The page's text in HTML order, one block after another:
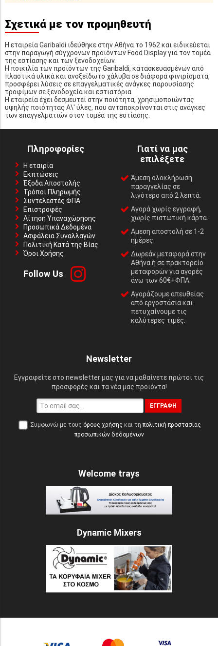
Σχετικά με τον προμηθευτή
Η εταιρεία Garibaldi ιδεύθηκε στην Αθήνα το 1962 και ειδικεύεται
στην παραγωγή σύγχρονων προϊόντων Food Display για τον τομέα
της εστίασης και των ξενοδοχείων.
Η ποικιλία των προϊόντων της Garibaldi, κατασκευασμένων από
πλαστικά υλικά και ανοξείδωτο χάλυβα σε διάφορα φινιρίσματα,
προσφέρει λύσεις σε επαγγελματικές ανάγκες παρουσίασης
τροφίμων σε ξενοδοχεία και εστιατόρια.
Η εταιρεία έχει δεσμευτεί στην ποιότητα, χρησιμοποιώντας
υψηλής ποιότητας Α\' ύλες, που ανταποκρίνονται στις ανάγκες
των επαγγελματιών στον τομέα της εστίασης.
Πληροφορίες
Η εταιρία
Εκπτώσεις
Έξοδα Αποστολής
Τρόποι Πληρωμής
Συντελεστές ΦΠΑ
Επιστροφές
Αίτηση Υπαναχώρησης
Προσωπικά Δεδομένα
Ασφάλεια Συναλλαγών
Πολιτική Κατά της Βίας
Όροι Χρήσης
Follow Us
Γιατί να μας
επιλέξετε
Άμεση ολοκλήρωση
παραγγελίας σε
λιγότερο από 2 λεπτά.
Αγορά χωρίς εγγραφή,
χωρίς πιστωτική κάρτα.
Αμεση αποστολή σε 1-2
ημέρες.
Δωρεάν μεταφορά στην
Αθήνα ή σε πρακτορείο
μεταφορών για αγορές
άνω των 60€+ΦΠΑ.
Αγοράζουμε απευθείας
από εργοστάσια και
πετυχαίνουμε τις
καλύτερες τιμές.
Newsletter
Εγγραφείτε στο newsletter μας για να μαθαίνετε πρώτοι τις
προσφορές και τα νέα μας προϊόντα!
ΕΓΓΡΑΦΉ
Συμφωνώ με τους όρους χρήσης και τη πολιτική προστασίας
προσωπικών δεδομένων
Welcome trays
Dynamic Mixers